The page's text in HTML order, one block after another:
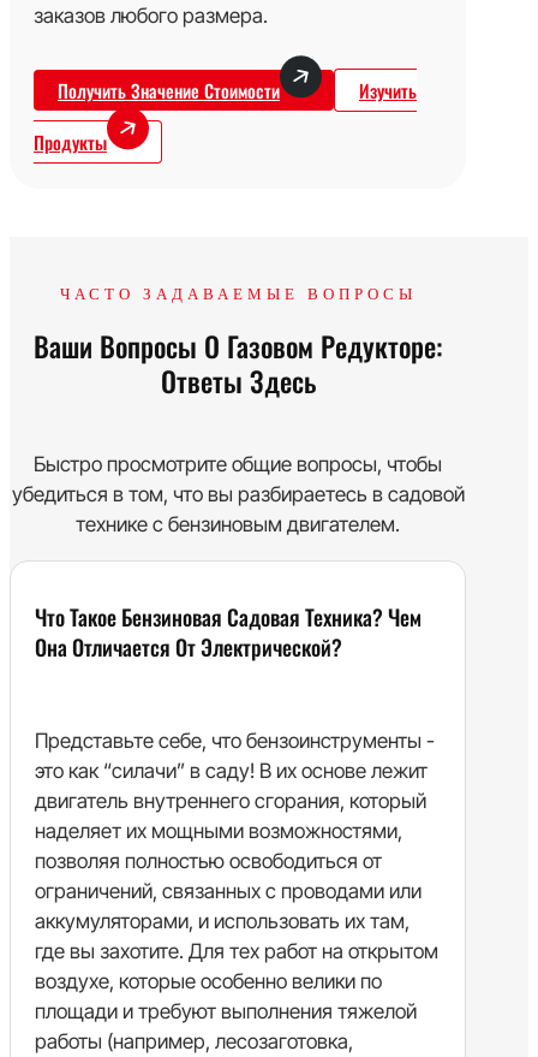
заказов любого размера.
Получить Значение Стоимости
Изучить
Продукты
ЧАСТО ЗАДАВАЕМЫЕ ВОПРОСЫ
Ваши Вопросы О Газовом Редукторе:
Ответы Здесь
Быстро просмотрите общие вопросы, чтобы
убедиться в том, что вы разбираетесь в садовой
технике с бензиновым двигателем.
Что Такое Бензиновая Садовая Техника? Чем
Она Отличается От Электрической?
Представьте себе, что бензоинструменты -
это как “силачи” в саду! В их основе лежит
двигатель внутреннего сгорания, который
наделяет их мощными возможностями,
позволяя полностью освободиться от
ограничений, связанных с проводами или
аккумуляторами, и использовать их там,
где вы захотите. Для тех работ на открытом
воздухе, которые особенно велики по
площади и требуют выполнения тяжелой
работы (например, лесозаготовка,